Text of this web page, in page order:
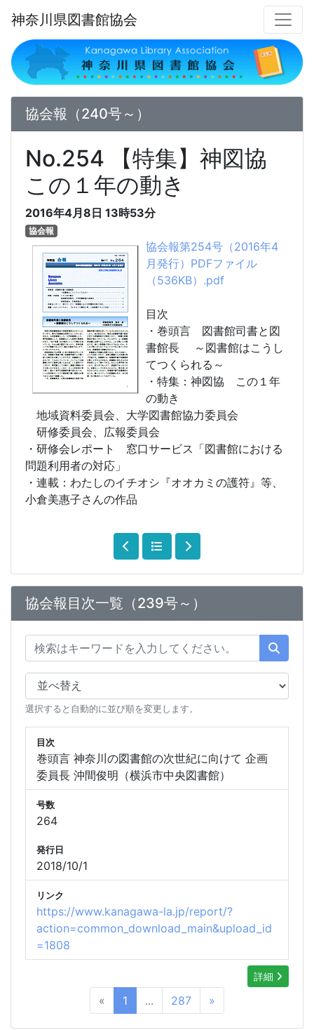
神奈川県図書館協会
協会報（240号～）
No.254 【特集】神図協
この１年の動き
2016年4月8日 13時53分
協会報
協会報第254号（2016年4
月発行）PDFファイル
（536KB）.pdf
目次
・巻頭言 図書館司書と図
書館長 ～図書館はこうし
てつくられる～
・特集：神図協 この１年
の動き
地域資料委員会、大学図書館協力委員会
研修委員会、広報委員会
・研修会レポート 窓口サービス「図書館における
問題利用者の対応」
・連載：わたしのイチオシ『オオカミの護符』等、
小倉美惠子さんの作品
協会報目次一覧（239号～）
選択すると自動的に並び順を変更します。
目次
巻頭言 神奈川の図書館の次世紀に向けて 企画
委員長 沖間俊明（横浜市中央図書館）
号数
264
発行日
2018/10/1
リンク
https://www.kanagawa-la.jp/report/?
action=common_download_main&upload_id
=1808
詳細
« 1 ... 287 »